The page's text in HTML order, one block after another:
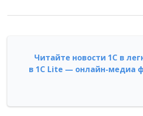
Читайте новости 1С в
в 1С Lite — онлайн-медиа